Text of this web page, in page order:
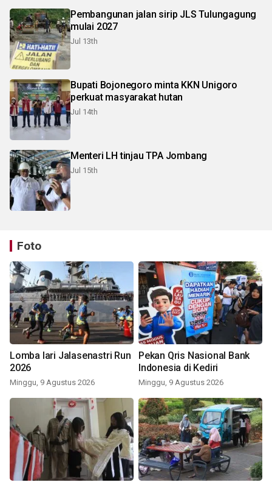
Pembangunan jalan sirip JLS Tulungagung
mulai 2027
Jul 13th
Bupati Bojonegoro minta KKN Unigoro
perkuat masyarakat hutan
Jul 14th
Menteri LH tinjau TPA Jombang
Jul 15th
Foto
Lomba lari Jalasenastri Run
2026
Minggu, 9 Agustus 2026
Pekan Qris Nasional Bank
Indonesia di Kediri
Minggu, 9 Agustus 2026